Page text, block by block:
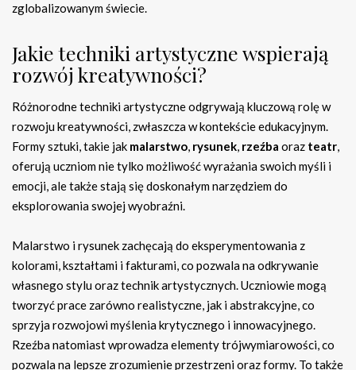
zglobalizowanym świecie.
Jakie techniki artystyczne wspierają
rozwój kreatywności?
Różnorodne techniki artystyczne odgrywają kluczową rolę w
rozwoju kreatywności, zwłaszcza w kontekście edukacyjnym.
Formy sztuki, takie jak malarstwo, rysunek, rzeźba oraz teatr,
oferują uczniom nie tylko możliwość wyrażania swoich myśli i
emocji, ale także stają się doskonałym narzędziem do
eksplorowania swojej wyobraźni.
Malarstwo i rysunek zachęcają do eksperymentowania z
kolorami, kształtami i fakturami, co pozwala na odkrywanie
własnego stylu oraz technik artystycznych. Uczniowie mogą
tworzyć prace zarówno realistyczne, jak i abstrakcyjne, co
sprzyja rozwojowi myślenia krytycznego i innowacyjnego.
Rzeźba natomiast wprowadza elementy trójwymiarowości, co
pozwala na lepsze zrozumienie przestrzeni oraz formy. To także